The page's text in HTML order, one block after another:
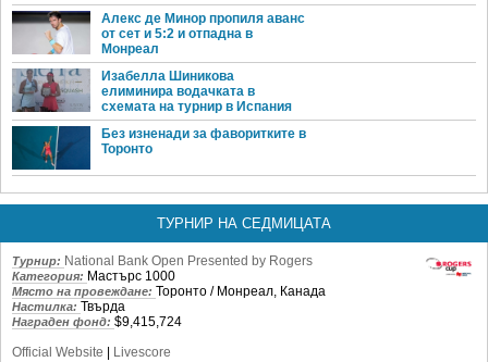
Алекс де Минор пропиля аванс
от сет и 5:2 и отпадна в
Монреал
Изабелла Шиникова
елиминира водачката в
схемата на турнир в Испания
Без изненади за фаворитките в
Торонто
ТУРНИР НА СЕДМИЦАТА
Турнир: National Bank Open Presented by Rogers
Категория: Мастърс 1000
Място на провеждане: Торонто / Монреал, Канада
Настилка: Твърда
Награден фонд: $9,415,724
Official Website
Livescore